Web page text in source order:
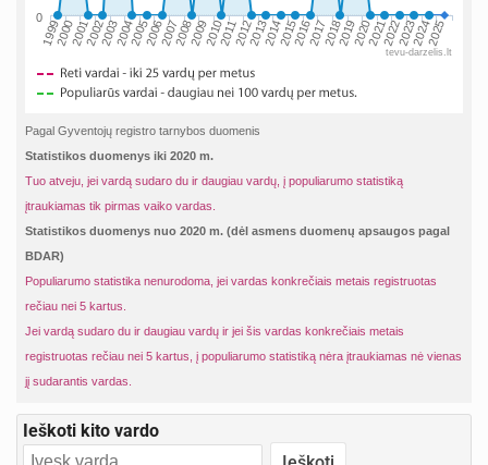
199920002001200220032004200520062007200820092010201120122013201420152016201720182019202020212022202320242025
0
tevu-darzelis.lt
Pagal Gyventojų registro tarnybos duomenis
Statistikos duomenys iki 2020 m.
Tuo atveju, jei vardą sudaro du ir daugiau vardų, į populiarumo statistiką
įtraukiamas tik pirmas vaiko vardas.
Statistikos duomenys nuo 2020 m. (dėl asmens duomenų apsaugos pagal
BDAR)
Populiarumo statistika nenurodoma, jei vardas konkrečiais metais registruotas
rečiau nei 5 kartus.
Jei vardą sudaro du ir daugiau vardų ir jei šis vardas konkrečiais metais
registruotas rečiau nei 5 kartus, į populiarumo statistiką nėra įtraukiamas nė vienas
jį sudarantis vardas.
Ieškoti kito vardo